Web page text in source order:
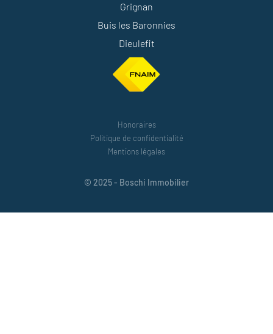
Grignan
Buis les Baronnies
Dieulefit
Honoraires
Politique de confidentialité
Mentions légales
© 2025 - Boschi Immobilier